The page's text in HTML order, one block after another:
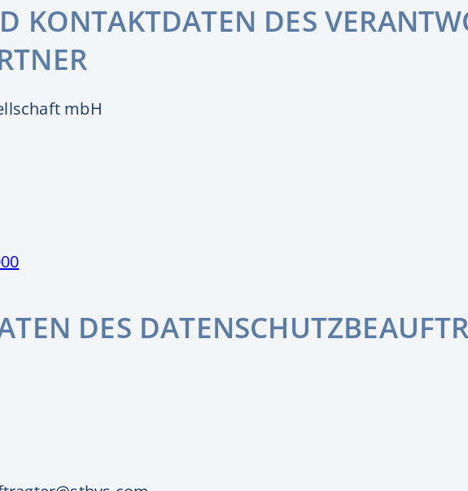
KONTAKTDATEN DES
mbH
DES